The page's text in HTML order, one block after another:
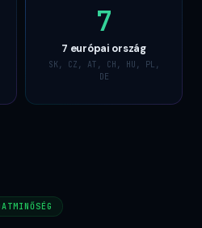
7
7 európai ország
SK, CZ, AT, CH, HU, PL,
DE